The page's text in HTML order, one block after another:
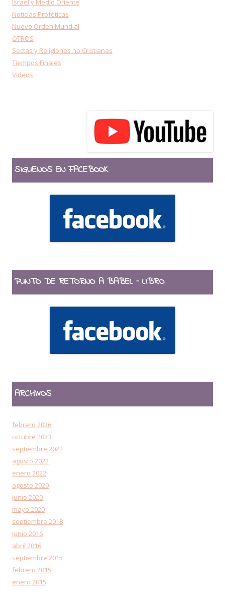
Israel y Medio Oriente
Noticias Proféticas
Nuevo Orden Mundial
OTROS
Sectas y Religiones no Cristianas
Tiempos Finales
Videos
SIGUENOS EN FACEBOOK
PUNTO DE RETORNO A BABEL – LIBRO
ARCHIVOS
febrero 2026
octubre 2023
septiembre 2022
agosto 2022
enero 2022
agosto 2020
junio 2020
mayo 2020
septiembre 2018
junio 2016
abril 2016
septiembre 2015
febrero 2015
enero 2015